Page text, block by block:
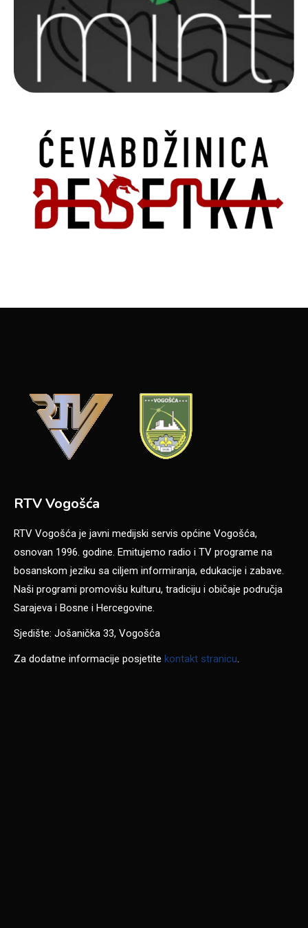
RTV Vogošća
RTV Vogošća je javni medijski servis općine Vogošća,
osnovan 1996. godine. Emitujemo radio i TV programe na
bosanskom jeziku sa ciljem informiranja, edukacije i zabave.
Naši programi promovišu kulturu, tradiciju i običaje područja
Sarajeva i Bosne i Hercegovine.
Sjedište: Jošanička 33, Vogošća
Za dodatne informacije posjetite kontakt stranicu